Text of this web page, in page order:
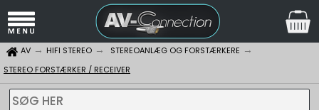
AV HIFI STEREO
STEREOANLÆG OG FORSTÆRKERE
STEREO FORSTÆRKER / RECEIVER
SØG HER